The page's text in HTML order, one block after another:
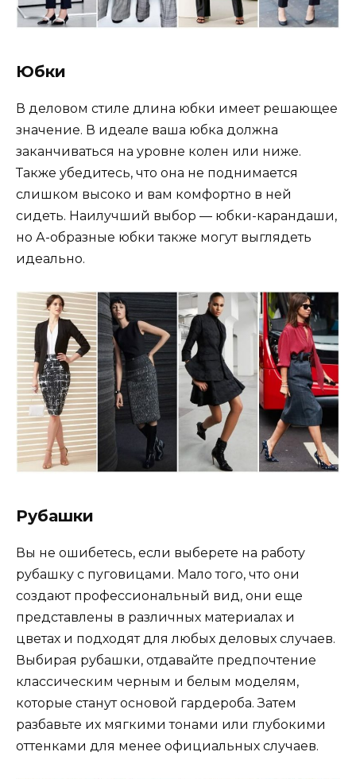
Юбки
В деловом стиле длина юбки имеет решающее
значение. В идеале ваша юбка должна
заканчиваться на уровне колен или ниже.
Также убедитесь, что она не поднимается
слишком высоко и вам комфортно в ней
сидеть. Наилучший выбор — юбки-карандаши,
но А-образные юбки также могут выглядеть
идеально.
Рубашки
Вы не ошибетесь, если выберете на работу
рубашку с пуговицами. Мало того, что они
создают профессиональный вид, они еще
представлены в различных материалах и
цветах и подходят для любых деловых случаев.
Выбирая рубашки, отдавайте предпочтение
классическим черным и белым моделям,
которые станут основой гардероба. Затем
разбавьте их мягкими тонами или глубокими
оттенками для менее официальных случаев.